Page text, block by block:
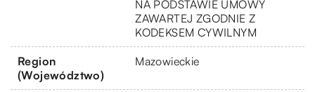
NA PODSTAWIE UMOWY
ZAWARTEJ ZGODNIE Z
KODEKSEM CYWILNYM
Region
(Województwo)
Mazowieckie